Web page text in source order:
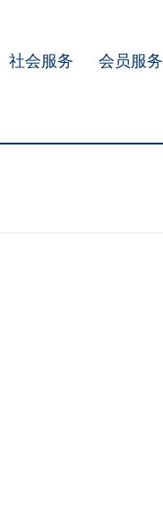
社会服务 会员服务